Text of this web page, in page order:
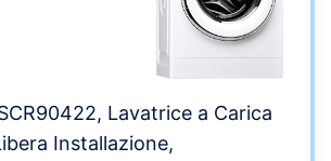
Lavatrice a Carica
Installazione,